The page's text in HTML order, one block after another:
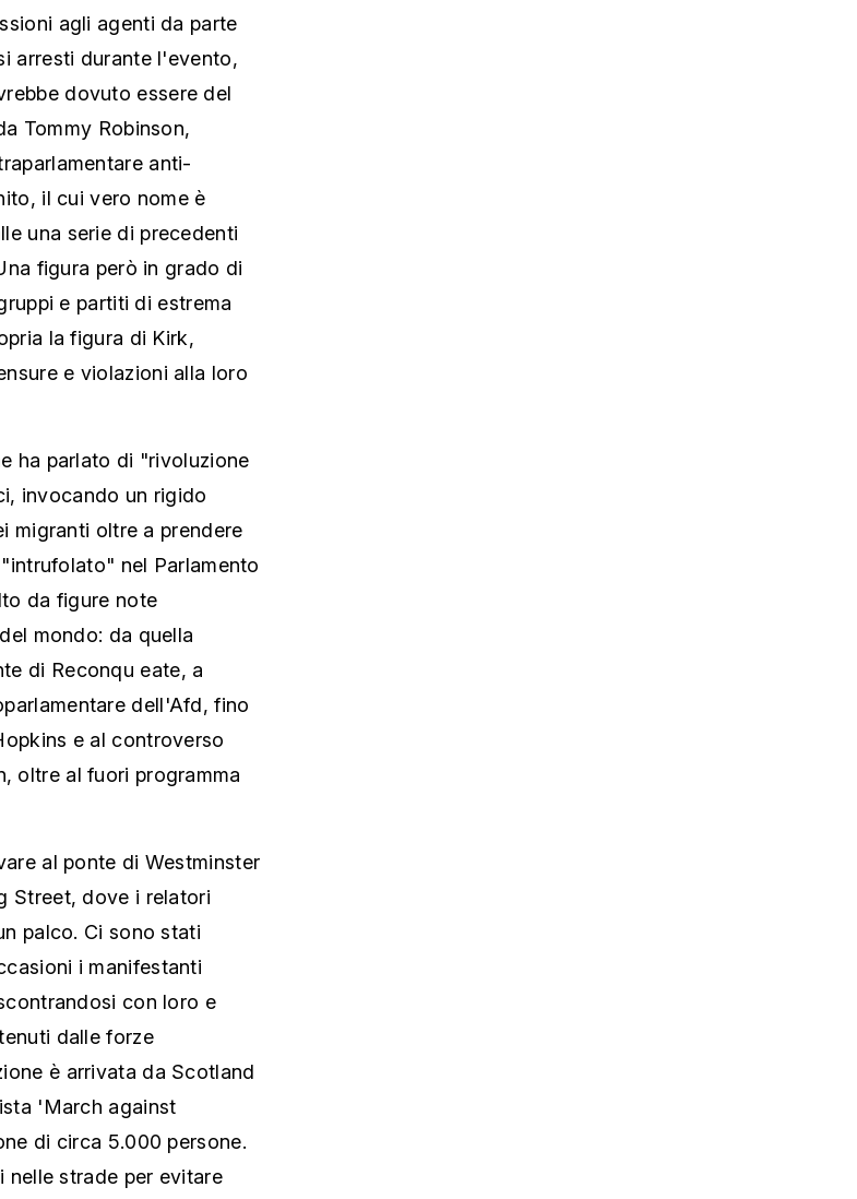
agli agenti da parte
arresti durante l'evento,
dovuto essere del
Tommy Robinson,
anti-
il cui vero nome è
una serie di precedenti
figura però in grado di
e partiti di estrema
la figura di Kirk,
e violazioni alla loro
ha parlato di "rivoluzione
invocando un rigido
migranti oltre a prendere
nel Parlamento
da figure note
mondo: da quella
di Reconqu eate, a
dell'Afd, fino
e al controverso
oltre al fuori programma
al ponte di Westminster
Street, dove i relatori
palco. Ci sono stati
i manifestanti
con loro e
dalle forze
è arrivata da Scotland
'March against
di circa 5.000 persone.
nelle strade per evitare